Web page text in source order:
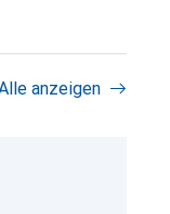
anzeigen